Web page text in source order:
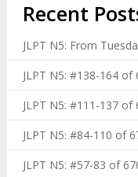
Recent
JLPT N5: From
JLPT N5: #138-164 of
JLPT N5: #111-137 of
JLPT N5: #84-110 of
JLPT N5: #57-83 of